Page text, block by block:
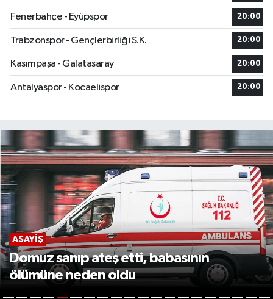
Fenerbahçe - Eyüpspor 20:00
Trabzonspor - Gençlerbirliği S.K. 20:00
Kasımpaşa - Galatasaray 20:00
Antalyaspor - Kocaelispor 20:00
ASAYIŞ
Komşuları şüphesinde haklı çıktı, evinde
ölü bulundu